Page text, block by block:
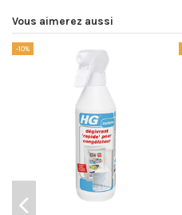
Vous aimerez aussi
-10%